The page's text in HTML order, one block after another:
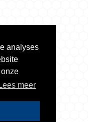
analyses
Lees meer
| VCA**